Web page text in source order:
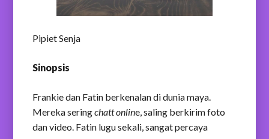
Pipiet Senja
Sinopsis
Frankie dan Fatin berkenalan di dunia maya.
Mereka seringchatt online, saling berkirim foto
dan video. Fatin lugu sekali, sangat percaya